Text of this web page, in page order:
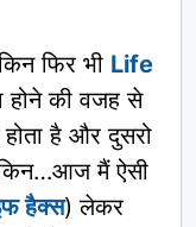
फिर भी Life
होने की वजह से
होता है और दुसरो
मैं ऐसी
हैक्स) लेकर